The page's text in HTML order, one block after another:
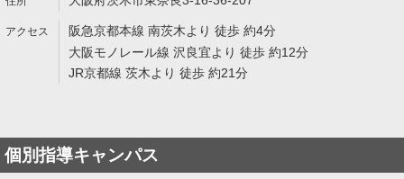
阪急京都本線 南茨木より 徒歩 約4分
大阪モノレール線 沢良宜より 徒歩 約12分
JR京都線 茨木より 徒歩 約21分
個別指導キャンパス